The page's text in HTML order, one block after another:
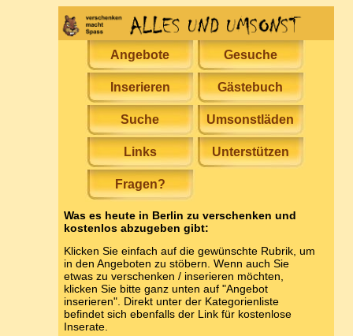
Angebote Gesuche
Inserieren Gästebuch
Suche Umsonstläden
Links Unterstützen
Fragen?
Was es heute in Berlin zu verschenken und
kostenlos abzugeben gibt:
Klicken Sie einfach auf die gewünschte Rubrik, um
in den Angeboten zu stöbern. Wenn auch Sie
etwas zu verschenken / inserieren möchten,
klicken Sie bitte ganz unten auf "Angebot
inserieren". Direkt unter der Kategorienliste
befindet sich ebenfalls der Link für kostenlose
Inserate.